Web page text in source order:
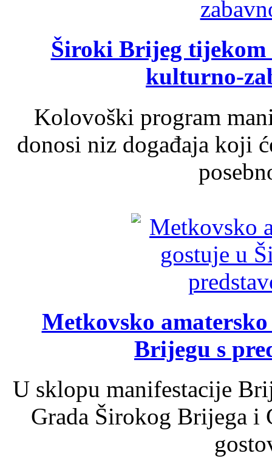
Široki Brijeg tijekom
kulturno-
Kolovoški program
donosi niz događaja koji
Metkovsko
Brijegu s
U sklopu manifestacije
Grada Širokog Brijega